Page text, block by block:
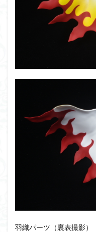
羽織パーツ（裏表撮影）